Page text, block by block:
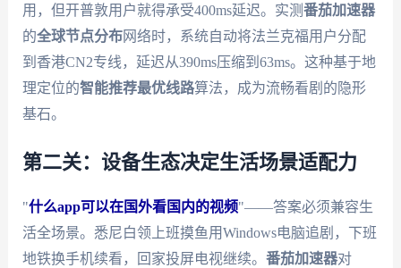
用，但开普敦用户就得承受400ms延迟。实测番茄加速器
的全球节点分布网络时，系统自动将法兰克福用户分配
到香港CN2专线，延迟从390ms压缩到63ms。这种基于地
理定位的智能推荐最优线路算法，成为流畅看剧的隐形
基石。
第二关：设备生态决定生活场景适配力
"什么app可以在国外看国内的视频"——答案必须兼容生
活全场景。悉尼白领上班摸鱼用Windows电脑追剧，下班
地铁换手机续看，回家投屏电视继续。 番茄加速器对